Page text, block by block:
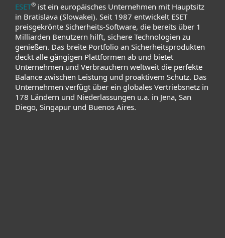
ESET® ist ein europäisches Unternehmen mit Hauptsitz
in Bratislava (Slowakei). Seit 1987 entwickelt ESET
preisgekrönte Sicherheits-Software, die bereits über 1
Milliarden Benutzern hilft, sichere Technologien zu
genießen. Das breite Portfolio an Sicherheitsprodukten
deckt alle gängigen Plattformen ab und bietet
Unternehmen und Verbrauchern weltweit die perfekte
Balance zwischen Leistung und proaktivem Schutz. Das
Unternehmen verfügt über ein globales Vertriebsnetz in
178 Ländern und Niederlassungen u.a. in Jena, San
Diego, Singapur und Buenos Aires.